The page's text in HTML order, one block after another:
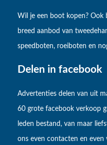
Wil je een boot kopen? Ook
breed aanbod van
speedboten, roeiboten en
Delen in facebook
Advertenties delen van uit
60 grote facebook verkoop
leden bestand, van maar
ons even contacten en even